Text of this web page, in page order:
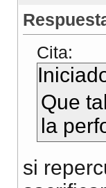
Cita:
Que
la
si